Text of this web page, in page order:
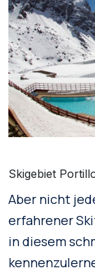
Skigebiet
Aber nicht
erfahrener
in diesem